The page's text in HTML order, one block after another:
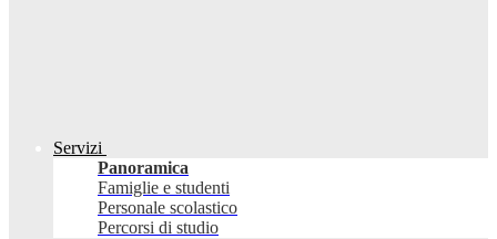
Servizi
Panoramica
Famiglie e studenti
Personale scolastico
Percorsi di studio